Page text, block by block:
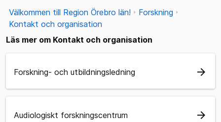
Välkommen till Region Örebro län!
Forskning
Kontakt och organisation
Läs mer om Kontakt och organisation
Forskning- och utbildningsledning arrow_forward
Audiologiskt forskningscentrum arrow_forward